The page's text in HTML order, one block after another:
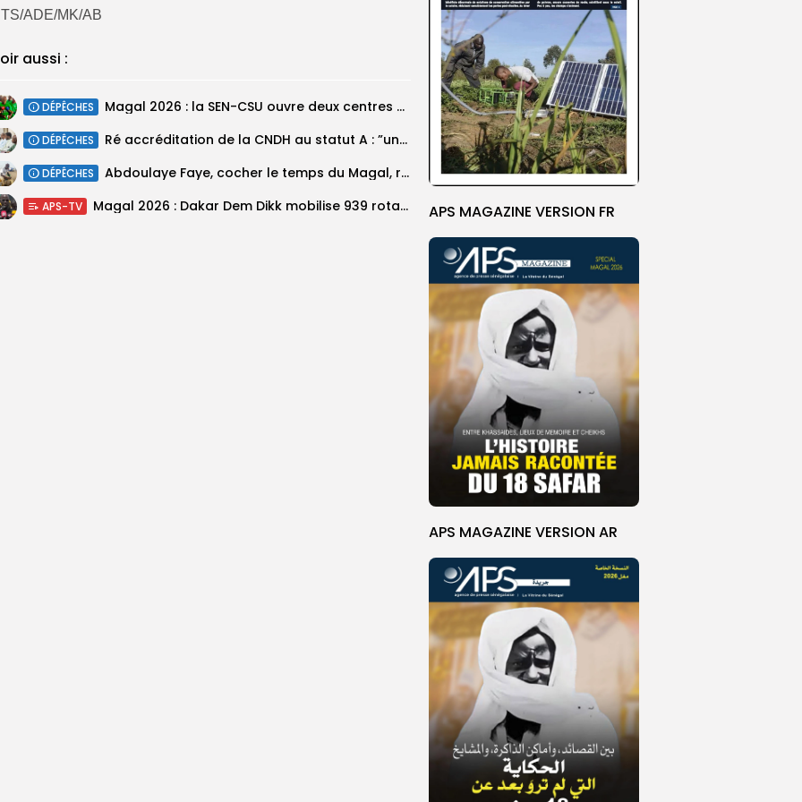
APS MAGAZINE VERSION FR
APS MAGAZINE VERSION AR
ADE/MK/AB
aussi :
DÉPÊCHES Magal 2026 : la SEN-CSU ouvre deux centres d’enrôlement à Touba
DÉPÊCHES Ré accréditation de la CNDH au statut A : ”une priorité nationale”,...
DÉPÊCHES Abdoulaye Faye, cocher le temps du Magal, rêve d’un lendemain meilleur
APS-TV Magal 2026 : Dakar Dem Dikk mobilise 939 rotations et transporte près...